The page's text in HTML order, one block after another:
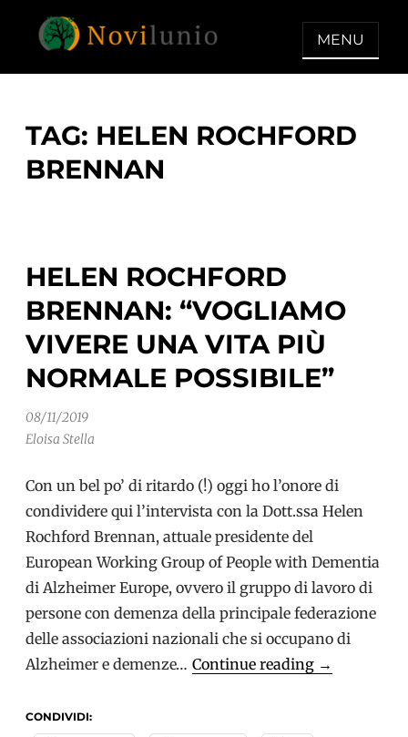
NOVILUNIO
Un aiuto con concreto dopo la
MENU
TAG: HELEN ROCHFORD
BRENNAN
HELEN ROCHFORD
BRENNAN: “VOGLIAMO
VIVERE UNA VITA PIÙ
NORMALE POSSIBILE”
08/11/2019
Eloisa Stella
Con un bel po’ di ritardo (!) oggi ho l’onore di
condividere qui l’intervista con la Dott.ssa Helen
Rochford Brennan, attuale presidente del
European Working Group of People with Dementia
di Alzheimer Europe, ovvero il gruppo di lavoro di
persone con demenza della principale federazione
delle associazioni nazionali che si occupano di
Alzheimer e demenze… Continue reading Helen
→
CONDIVIDI: